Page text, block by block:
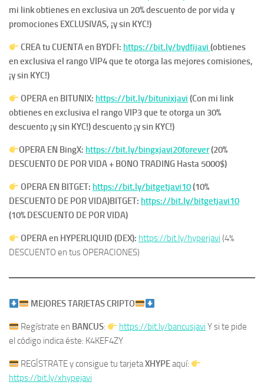
mi link obtienes en exclusiva un 20% descuento de por vida y
promociones EXCLUSIVAS, ¡y sin KYC!)
CREA tu CUENTA en BYDFI: https://bit.ly/bydfijavi(obtienes
en exclusiva el rango VIP4 que te otorga las mejores comisiones,
¡y sin KYC!)
OPERA en BITUNIX: https://bit.ly/bitunixjavi (Con mi link
obtienes en exclusiva el rango VIP3 que te otorga un 30%
descuento ¡y sin KYC!) descuento ¡y sin KYC!)
OPERA EN BingX: https://bit.ly/bingxjavi20forever(20%
DESCUENTO DE POR VIDA + BONO TRADING Hasta 5000$)
OPERA EN BITGET: https://bit.ly/bitgetjavi10(10%
DESCUENTO DE POR VIDA)BITGET: https://bit.ly/bitgetjavi10
(10% DESCUENTO DE POR VIDA)
OPERA en HYPERLIQUID (DEX): https://bit.ly/hyperjavi (4%
DESCUENTO en tus OPERACIONES)
MEJORES TARJETAS CRIPTO
Regístrate en BANCUS: https://bit.ly/bancusjavi Y si te pide
el código indica éste: K4KEF4ZY
REGÍSTRATE y consigue tu tarjetaXHYPEaquí:
https://bit.ly/xhypejavi